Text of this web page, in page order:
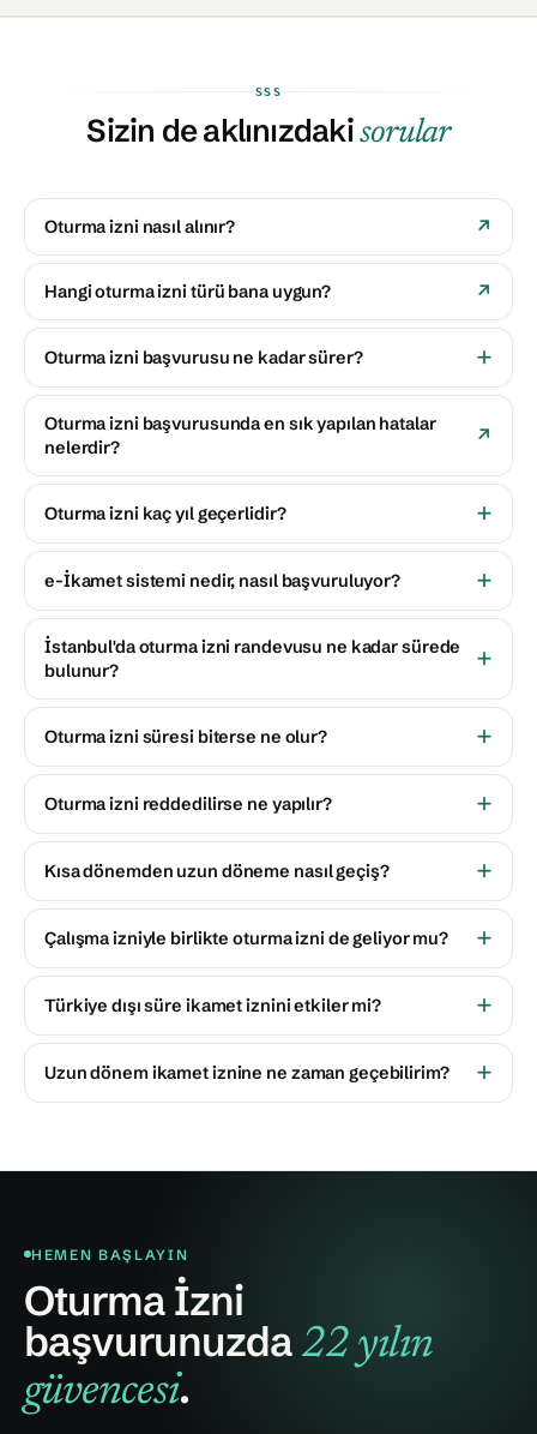
SSS
Sizin de aklınızdakisorular
Oturma izni nasıl alınır?
Hangi oturma izni türü bana uygun?
Oturma izni başvurusu ne kadar sürer?
Oturma izni başvurusunda en sık yapılan hatalar
nelerdir?
Oturma izni kaç yıl geçerlidir?
e-İkamet sistemi nedir, nasıl başvuruluyor?
İstanbul'da oturma izni randevusu ne kadar sürede
bulunur?
Oturma izni süresi biterse ne olur?
Oturma izni reddedilirse ne yapılır?
Kısa dönemden uzun döneme nasıl geçiş?
Çalışma izniyle birlikte oturma izni de geliyor mu?
Türkiye dışı süre ikamet iznini etkiler mi?
Uzun dönem ikamet iznine ne zaman geçebilirim?
HEMEN BAŞLAYIN
Oturma İzni
başvurunuzda22 yılın
güvencesi.